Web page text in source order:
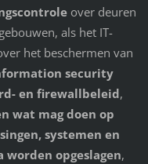
over deuren
als het IT-
het beschermen van
security
en firewallbeleid,
wat mag doen op
systemen en
opgeslagen,